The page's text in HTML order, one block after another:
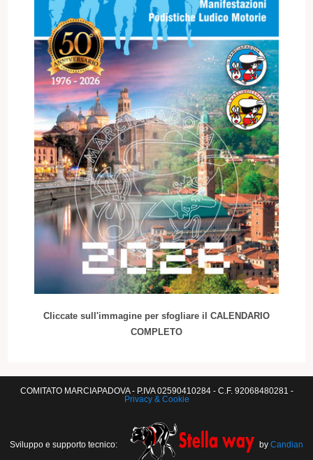
Cliccate sull'immagine per sfogliare il CALENDARIO
COMPLETO
COMITATO MARCIAPADOVA - P.IVA 02590410284 - C.F. 92068480281 -
Privacy & Cookie
Sviluppo e supporto tecnico: by Candian